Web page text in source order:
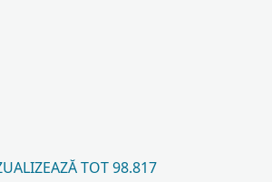
TOT 98.817